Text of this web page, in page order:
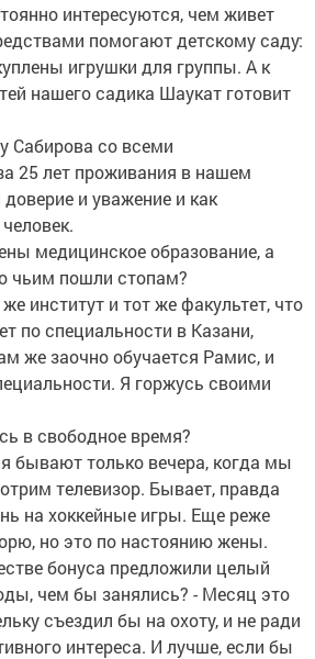
интересуются, чем живет
помогают детскому саду:
игрушки для группы. А к
нашего садика Шаукат готовит
Сабирова со всеми
25 лет проживания в нашем
и уважение и как
медицинское образование, а
чьим пошли стопам?
институт и тот же факультет, что
по специальности в Казани,
же заочно обучается Рамис, и
Я горжусь своими
в свободное время?
бывают только вечера, когда мы
телевизор. Бывает, правда
на хоккейные игры. Еще реже
но это по настоянию жены.
бонуса предложили целый
чем бы занялись? - Месяц это
съездил бы на охоту, и не ради
интереса. И лучше, если бы